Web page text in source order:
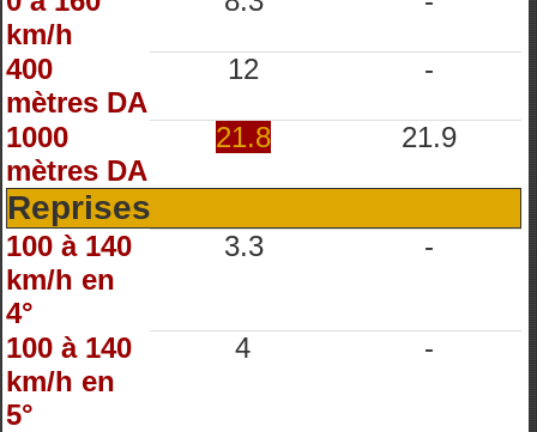
km/h
400
mètres DA
12 -
1000
mètres DA
21.8 21.9
Reprises
100 à 140
km/h en
4°
3.3 -
100 à 140
km/h en
5°
4 -